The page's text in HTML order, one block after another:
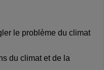
le problème du climat
du climat et de la